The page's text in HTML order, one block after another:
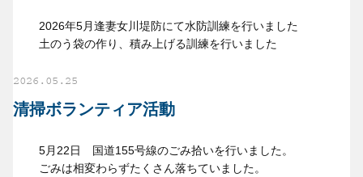
2026年5月逢妻女川堤防にて水防訓練を行いました
土のう袋の作り、積み上げる訓練を行いました
2026.05.25
清掃ボランティア活動
5月22日 国道155号線のごみ拾いを行いました。
ごみは相変わらずたくさん落ちていました。